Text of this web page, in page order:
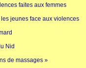
faites aux femmes
jeunes face aux violences
Nid
de massages »